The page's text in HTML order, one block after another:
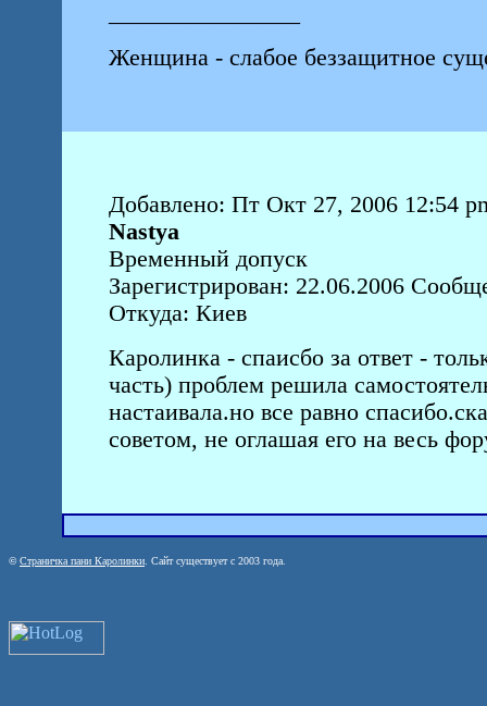
Женщина - слабое беззащитное
Добавлено: Пт Окт 27, 2006 12:54
Nastya
Временный допуск
Зарегистрирован: 22.06.2006
Откуда: Киев
Каролинка - спаисбо за ответ -
часть) проблем решила
настаивала.но все равно
советом, не оглашая его на весь
©Страничка пани Каролинки . Сайт существует с 2003 года.